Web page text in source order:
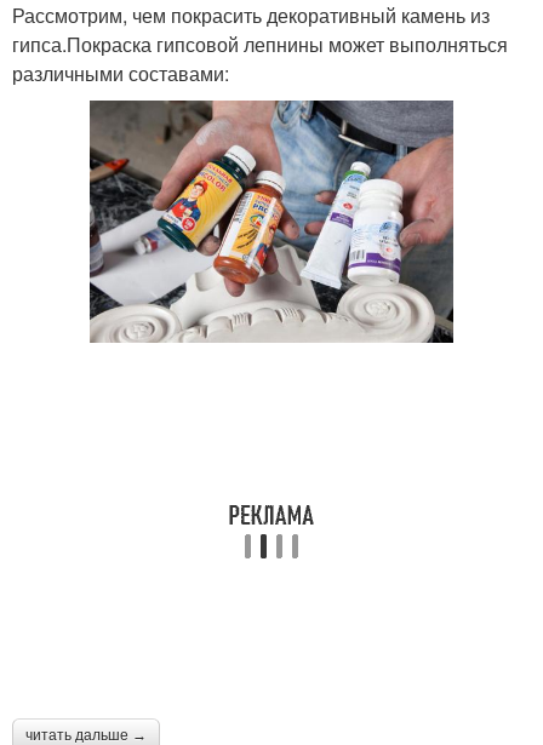
Рассмотрим, чем покрасить декоративный камень из
гипса.Покраска гипсовой лепнины может выполняться
различными составами:
читать дальше →